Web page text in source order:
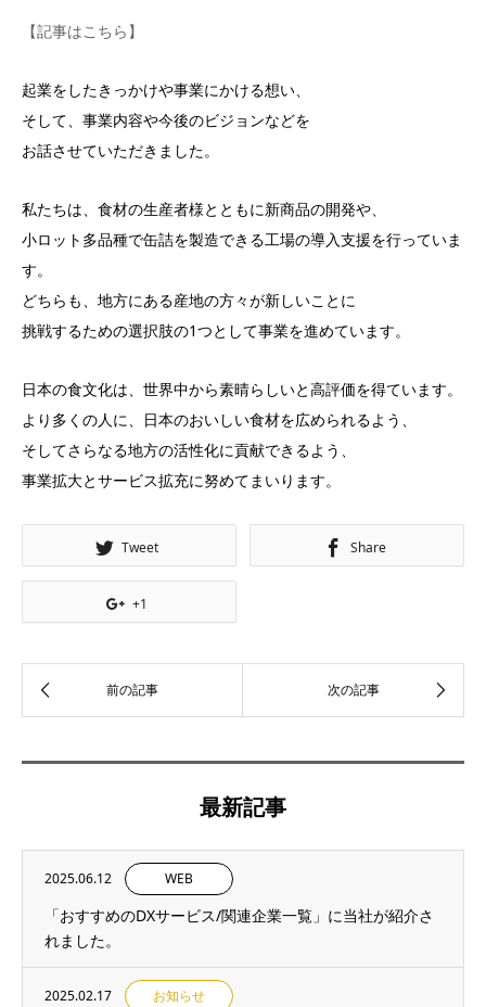
【記事はこちら】
起業をしたきっかけや事業にかける想い、
そして、事業内容や今後のビジョンなどを
お話させていただきました。
私たちは、食材の生産者様とともに新商品の開発や、
小ロット多品種で缶詰を製造できる工場の導入支援を行っていま
す。
どちらも、地方にある産地の方々が新しいことに
挑戦するための選択肢の1つとして事業を進めています。
日本の食文化は、世界中から素晴らしいと高評価を得ています。
より多くの人に、日本のおいしい食材を広められるよう、
そしてさらなる地方の活性化に貢献できるよう、
事業拡大とサービス拡充に努めてまいります。
Tweet Share
+1
最新記事
2025.06.12 WEB
「おすすめのDXサービス/関連企業一覧」に当社が紹介さ
れました。
2025.02.17 お知らせ